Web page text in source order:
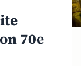
70e